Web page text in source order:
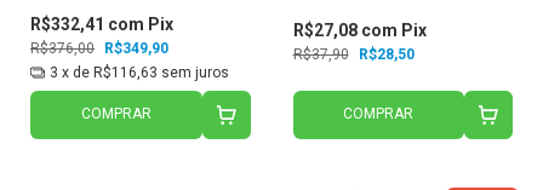
R$376,00 R$349,90
R$332,41 com Pix
3 x de R$116,63 sem juros
COMPRAR
R$37,90 R$28,50
R$27,08 com Pix
COMPRAR